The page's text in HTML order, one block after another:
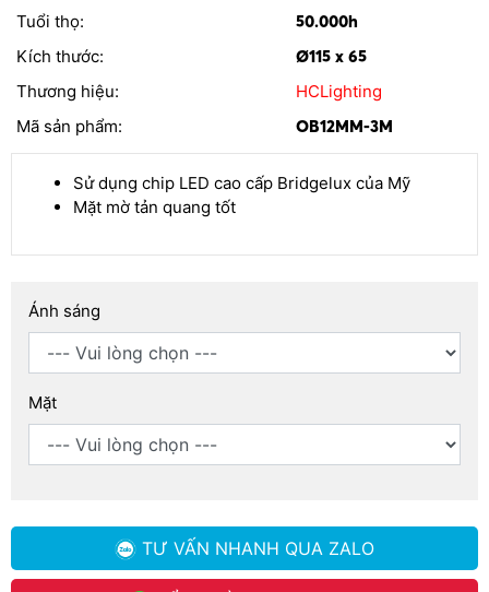
Tuổi thọ:
50.000h
Kích thước:
Ø115 x 65
Thương hiệu:
HCLighting
Mã sản phẩm:
OB12MM-3M
Sử dụng chip LED cao cấp Bridgelux của Mỹ
Mặt mờ tản quang tốt
Ánh sáng
Mặt
TƯ VẤN NHANH QUA ZALO